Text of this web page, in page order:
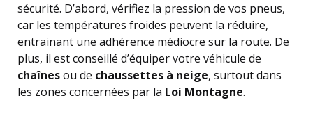
sécurité. D’abord, vérifiez la pression de vos pneus,
car les températures froides peuvent la réduire,
entrainant une adhérence médiocre sur la route. De
plus, il est conseillé d’équiper votre véhicule de
chaînesou de chaussettes à neige, surtout dans
les zones concernées par la Loi Montagne.